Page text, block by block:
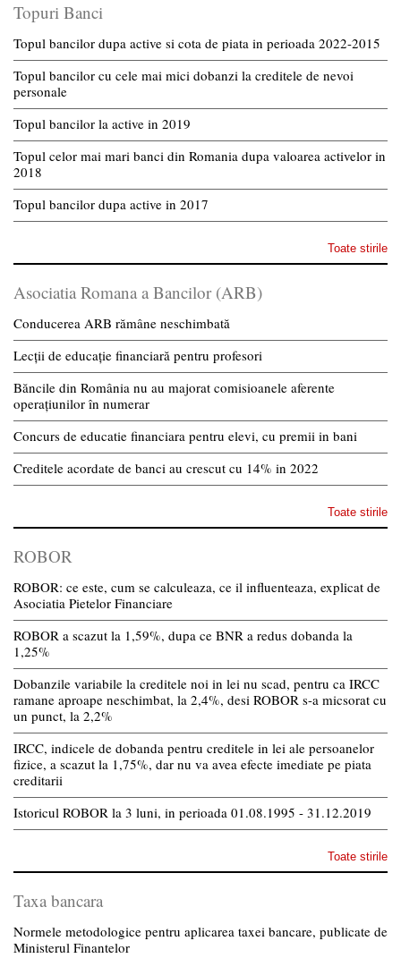
Topuri Banci
Topul bancilor dupa active si cota de piata in perioada 2022-2015
Topul bancilor cu cele mai mici dobanzi la creditele de nevoi
personale
Topul bancilor la active in 2019
Topul celor mai mari banci din Romania dupa valoarea activelor in
2018
Topul bancilor dupa active in 2017
Toate stirile
Asociatia Romana a Bancilor (ARB)
Conducerea ARB rămâne neschimbată
Lecții de educație financiară pentru profesori
Băncile din România nu au majorat comisioanele aferente
operațiunilor în numerar
Concurs de educatie financiara pentru elevi, cu premii in bani
Creditele acordate de banci au crescut cu 14% in 2022
Toate stirile
ROBOR
ROBOR: ce este, cum se calculeaza, ce il influenteaza, explicat de
Asociatia Pietelor Financiare
ROBOR a scazut la 1,59%, dupa ce BNR a redus dobanda la
1,25%
Dobanzile variabile la creditele noi in lei nu scad, pentru ca IRCC
ramane aproape neschimbat, la 2,4%, desi ROBOR s-a micsorat cu
un punct, la 2,2%
IRCC, indicele de dobanda pentru creditele in lei ale persoanelor
fizice, a scazut la 1,75%, dar nu va avea efecte imediate pe piata
creditarii
Istoricul ROBOR la 3 luni, in perioada 01.08.1995 - 31.12.2019
Toate stirile
Taxa bancara
Normele metodologice pentru aplicarea taxei bancare, publicate de
Ministerul Finantelor